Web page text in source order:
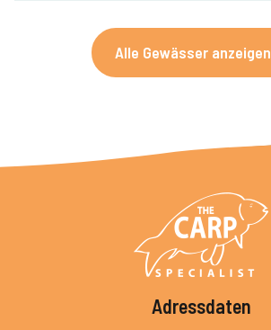
Alle Gewässer anzeigen
Adressdaten